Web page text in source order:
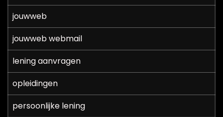
jouwweb
jouwweb webmail
lening aanvragen
opleidingen
persoonlijke lening